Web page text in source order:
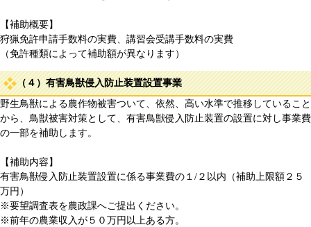
【補助概要】
狩猟免許申請手数料の実費、講習会受講手数料の実費
（免許種類によって補助額が異なります）
（４）有害鳥獣侵入防止装置設置事業
野生鳥獣による農作物被害ついて、依然、高い水準で推移していること
から、鳥獣被害対策として、有害鳥獣侵入防止装置の設置に対し事業費
の一部を補助します。
【補助内容】
有害鳥獣侵入防止装置設置に係る事業費の１/２以内（補助上限額２５
万円）
※要望調査表を農政課へご提出ください。
※前年の農業収入が５０万円以上ある方。